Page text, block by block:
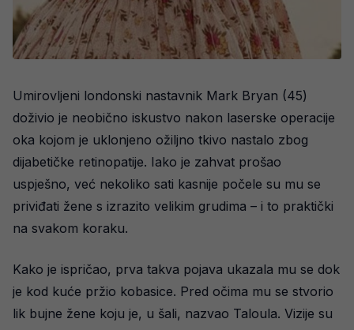
Umirovljeni londonski nastavnik Mark Bryan (45)
doživio je neobično iskustvo nakon laserske operacije
oka kojom je uklonjeno ožiljno tkivo nastalo zbog
dijabetičke retinopatije. Iako je zahvat prošao
uspješno, već nekoliko sati kasnije počele su mu se
priviđati žene s izrazito velikim grudima – i to praktički
na svakom koraku.
Kako je ispričao, prva takva pojava ukazala mu se dok
je kod kuće pržio kobasice. Pred očima mu se stvorio
lik bujne žene koju je, u šali, nazvao Taloula. Vizije su